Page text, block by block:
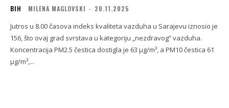
BIH MILENA MAGLOVSKI - 20.11.2025
Jutros u 8.00 časova indeks kvaliteta vazduha u Sarajevu iznosio je
156, što ovaj grad svrstava u kategoriju „nezdravog” vazduha.
Koncentracija PM2.5 čestica dostigla je 63 µg/m³, a PM10 čestica 61
µg/m³,...